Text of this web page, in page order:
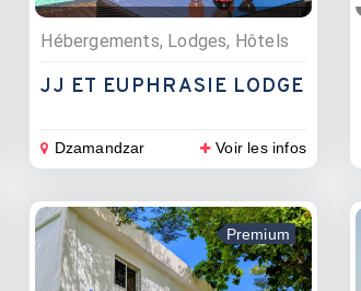
Hébergements, Lodges, Hôtels
JJ ET EUPHRASIE LODGE
Dzamandzar Voir les infos
Premium